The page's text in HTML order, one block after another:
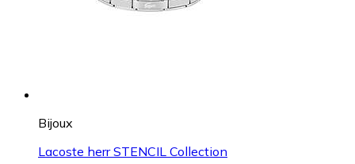
Bijoux
Lacoste herr STENCIL Collection